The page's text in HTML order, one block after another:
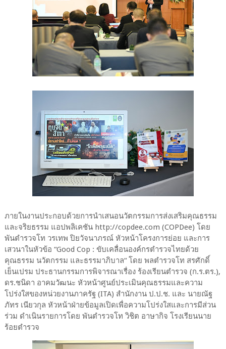
ภายในงานประกอบด้วยการนำเสนอนวัตกรรมการส่งเสริมคุณธรรม
และจริยธรรม แอปพลิเคชัน http://copdee.com (COPDee) โดย
พันตำรวจโท วรเทพ ปิยวัจนาภรณ์ หัวหน้าโครงการย่อย และการ
เสวนาในหัวข้อ “Good Cop : ขับเคลื่อนองค์กรตำรวจไทยด้วย
คุณธรรม นวัตกรรม และธรรมาภิบาล“ โดย พลตำรวจโท สรศักดิ์
เย็นเปรม ประธานกรรมการพิจารณาเรื่อง ร้องเรียนตำรวจ (ก.ร.ตร.),
ดร.ชนิดา อาคมวัฒนะ หัวหน้าศูนย์ประเมินคุณธรรมและความ
โปร่งใสของหน่วยงานภาครัฐ (ITA) สำนักงาน ป.ป.ช. และ นายณัฐ
ภัทร เนียวกุล หัวหน้าฝ่ายข้อมูลเปิดเพื่อความโปร่งใสและการมีส่วน
ร่วม ดำเนินรายการโดย พันตำรวจโท วิชิต อาษากิจ โรงเรียนนาย
ร้อยตำรวจ